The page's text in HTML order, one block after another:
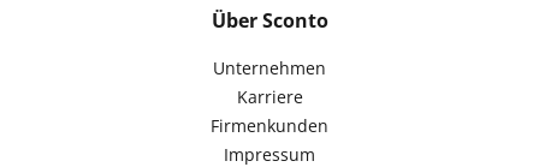
Über Sconto
Unternehmen
Karriere
Firmenkunden
Impressum